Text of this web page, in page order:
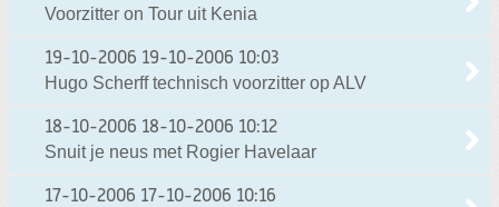
Voorzitter on Tour uit Kenia
19-10-2006 19-10-2006 10:03
Hugo Scherff technisch voorzitter op ALV
18-10-2006 18-10-2006 10:12
Snuit je neus met Rogier Havelaar
17-10-2006 17-10-2006 10:16